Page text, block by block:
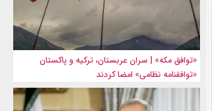
«توافق مکه» | سران عربستان، ترکیه و پاکستان
«توافقنامه نظامی» امضا کردند